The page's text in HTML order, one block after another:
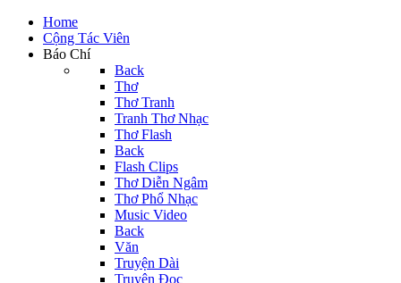
Home
Cộng Tác Viên
Báo Chí
Back
Thơ
Thơ Tranh
Tranh Thơ Nhạc
Thơ Flash
Back
Flash Clips
Thơ Diễn Ngâm
Thơ Phổ Nhạc
Music Video
Back
Văn
Truyện Dài
Truyện Đọc